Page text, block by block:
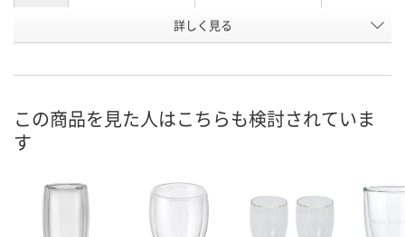
UK67698 UK67725
8月9日（日）
カゴへ カゴへ カ
詳しく見る
この商品を見た人はこちらも検討されていま
す